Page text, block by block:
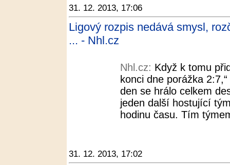
31. 12. 2013, 17:06
Ligový rozpis nedává smysl,
... - Nhl.cz
Nhl.cz: Když k tomu
konci dne porážka
den se hrálo celkem
jeden další hostující
hodinu času. Tím
31. 12. 2013, 17:02